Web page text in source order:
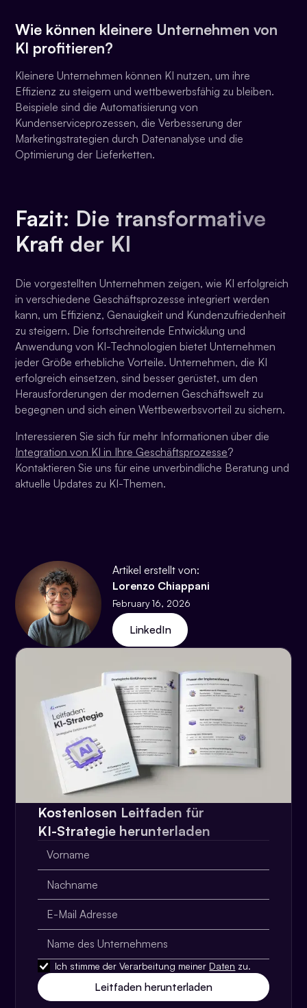
Wie können kleinere Unternehmen von
KI profitieren?
Kleinere Unternehmen können KI nutzen, um ihre
Effizienz zu steigern und wettbewerbsfähig zu bleiben.
Beispiele sind die Automatisierung von
Kundenserviceprozessen, die Verbesserung der
Marketingstrategien durch Datenanalyse und die
Optimierung der Lieferketten.
Fazit: Die transformative
Kraft der KI
Die vorgestellten Unternehmen zeigen, wie KI erfolgreich
in verschiedene Geschäftsprozesse integriert werden
kann, um Effizienz, Genauigkeit und Kundenzufriedenheit
zu steigern. Die fortschreitende Entwicklung und
Anwendung von KI-Technologien bietet Unternehmen
jeder Größe erhebliche Vorteile. Unternehmen, die KI
erfolgreich einsetzen, sind besser gerüstet, um den
Herausforderungen der modernen Geschäftswelt zu
begegnen und sich einen Wettbewerbsvorteil zu sichern.
Interessieren Sie sich für mehr Informationen über die
Integration von KI in Ihre Geschäftsprozesse?
Kontaktieren Sie uns für eine unverbindliche Beratung und
aktuelle Updates zu KI-Themen.
Artikel erstellt von:
Lorenzo Chiappani
February 16, 2026
LinkedIn
Kostenlosen Leitfaden für
KI-Strategie herunterladen
Ich stimme der Verarbeitung meiner Daten zu.